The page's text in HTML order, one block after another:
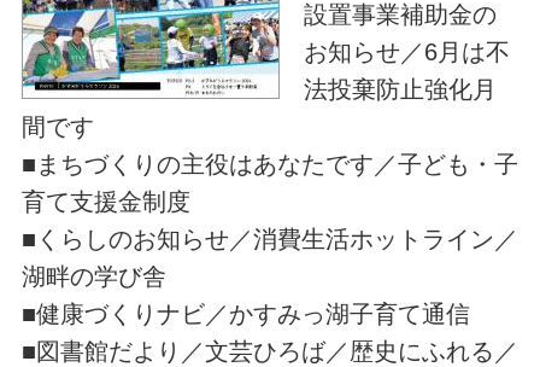
設置事業補助金の
お知らせ／6月は不
法投棄防止強化月
間です
■まちづくりの主役はあなたです／子ども・子
育て支援金制度
■くらしのお知らせ／消費生活ホットライン／
湖畔の学び舎
■健康づくりナビ／かすみっ湖子育て通信
■図書館だより／文芸ひろば／歴史にふれる／